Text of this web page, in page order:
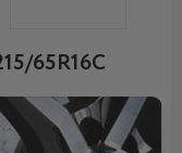
65R16C